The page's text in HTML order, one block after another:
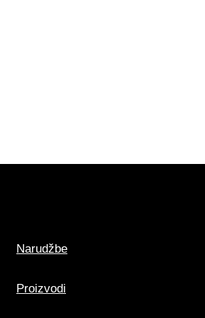
Narudžbe
Proizvodi